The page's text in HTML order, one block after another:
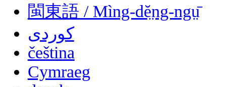
閩東語 / Mìng-dĕ̤ng-ngṳ̄
کوردی
čeština
Cymraeg